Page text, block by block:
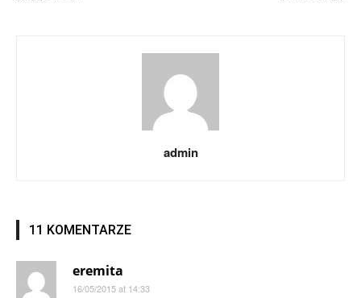
admin
11 KOMENTARZE
eremita
16/05/2015 at 14:33